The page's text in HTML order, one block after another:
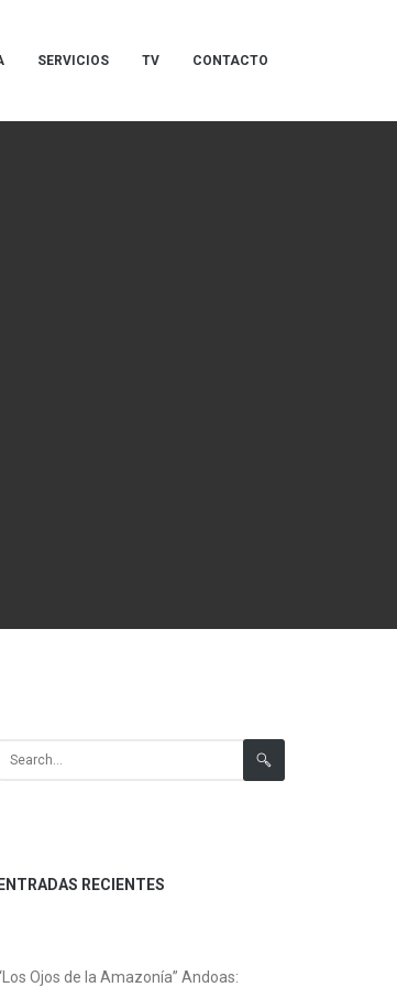
SERVICIOS TV CONTACTO
Search for:
ENTRADAS RECIENTES
Ojos de la Amazonía” Andoas: